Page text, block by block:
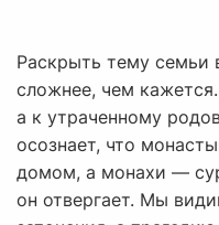
Раскрыть тему семьи
сложнее, чем
а к утраченному
осознает, что
домом, а монахи —
он отвергает. Мы